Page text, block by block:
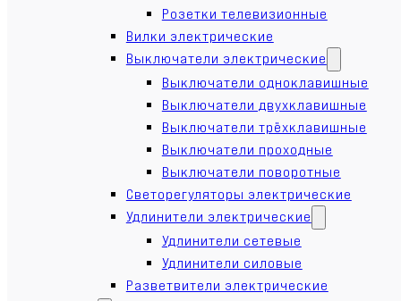
Розетки телевизионные
Вилки электрические
Выключатели электрические
Выключатели одноклавишные
Выключатели двухклавишные
Выключатели трёхклавишные
Выключатели проходные
Выключатели поворотные
Светорегуляторы электрические
Удлинители электрические
Удлинители сетевые
Удлинители силовые
Разветвители электрические